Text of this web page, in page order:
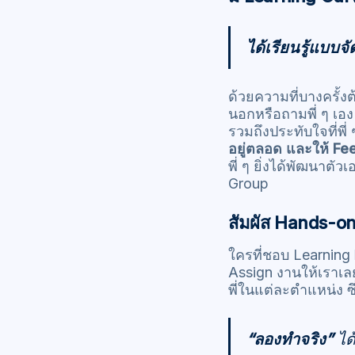
ได้เรียนรู้แบบจั
ด้วยความที่บางครั้ง
นอกหรือถามพี่ ๆ เอ
รวมถึงประทับใจที่พี่
อยู่ตลอด และให้
พี่ ๆ ยิ่งได้พัฒนาตัวเ
Group
สัมผัส Hands-
ใครที่ชอบ
Assign งานให้เราเ
พี่ในแต่ละตำแหน่ง ซึ่
“ลองทำจริง”ไ